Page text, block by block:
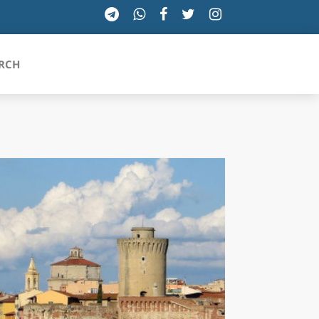
TOSCANA
TRENTINO-ALTO ADIGE
UMBRIA
VALLE D'AOSTA
VENETO